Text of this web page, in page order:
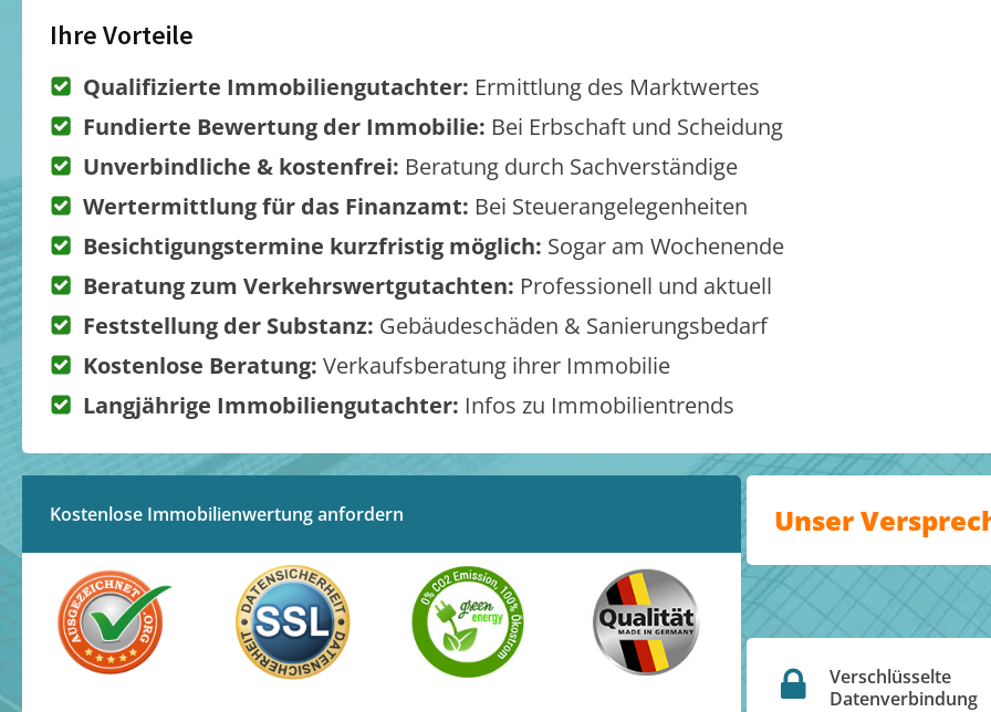
Ihre Vorteile
Qualifizierte Immobiliengutachter: Ermittlung des Marktwertes
Fundierte Bewertung der Immobilie: Bei Erbschaft und Scheidung
Unverbindliche & kostenfrei: Beratung durch Sachverständige
Wertermittlung für das Finanzamt: Bei Steuerangelegenheiten
Besichtigungstermine kurzfristig möglich: Sogar am Wochenende
Beratung zum Verkehrswertgutachten: Professionell und aktuell
Feststellung der Substanz: Gebäudeschäden & Sanierungsbedarf
Kostenlose Beratung: Verkaufsberatung ihrer Immobilie
Langjährige Immobiliengutachter: Infos zu Immobilientrends
Kostenlose Immobilienwertung anfordern Unser
Verschlüsselte
Datenverbindung